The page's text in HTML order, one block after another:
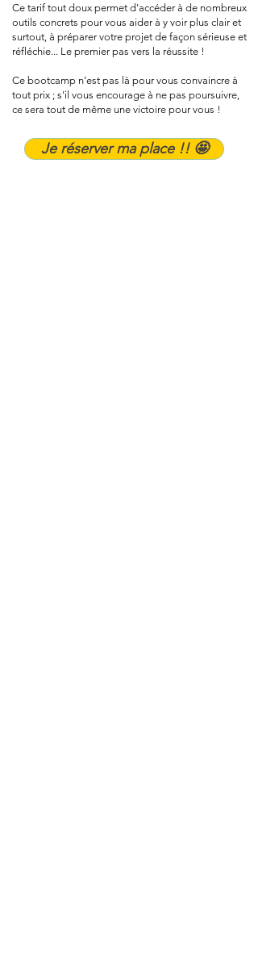
Ce tarif tout doux permet d'accéder à de nombreux
outils concrets pour vous aider à y voir plus clair et
surtout, à préparer votre projet de façon sérieuse et
réfléchie... Le premier pas vers la réussite !
Ce bootcamp n’est pas là pour vous convaincre à
tout prix ; s'il vous encourage à ne pas poursuivre,
ce sera tout de même une victoire pour vous !
Je réserver ma place !! 🤩